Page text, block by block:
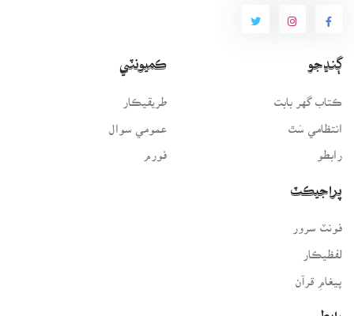
ڳنڍجو
ڪتاب گهر بابت
انتظامي سَٿ
رابطو
ڪميونٽي
طريقيڪار
عمومي سوال
فورم
پراجيڪٽ
فونٽ سرور
لفظيڪار
پيغامِ قرآن